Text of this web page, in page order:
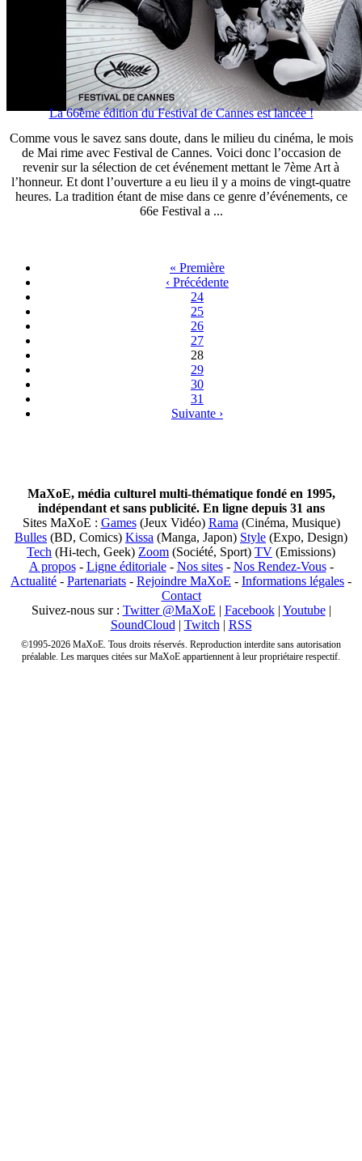
La 66ème édition du Festival de Cannes est lancée !
Comme vous le savez sans doute, dans le milieu du cinéma, le mois
de Mai rime avec Festival de Cannes. Voici donc l’occasion de
revenir sur la sélection de cet événement mettant le 7ème Art à
l’honneur. Et dont l’ouverture a eu lieu il y a moins de vingt-quatre
heures. La tradition étant de mise dans ce genre d’événements, ce
66e Festival a ...
« Première
‹ Précédente
24
25
26
27
28
29
30
31
Suivante ›
MaXoE, média culturel multi-thématique fondé en 1995,
indépendant et sans publicité. En ligne depuis 31 ans
Sites MaXoE : Games(Jeux Vidéo) Rama (Cinéma, Musique)
Bulles (BD, Comics) Kissa (Manga, Japon) Style (Expo, Design)
Tech (Hi-tech, Geek) Zoom (Société, Sport) TV (Emissions)
A propos- Ligne éditoriale- Nos sites- Nos Rendez-Vous-
Actualité - Partenariats - Rejoindre MaXoE - Informations légales -
Contact
Suivez-nous sur : Twitter @MaXoE | Facebook| Youtube|
SoundCloud | Twitch | RSS
©1995-2026 MaXoE. Tous droits réservés. Reproduction interdite sans autorisation
préalable. Les marques citées sur MaXoE appartiennent à leur propriétaire respectif.